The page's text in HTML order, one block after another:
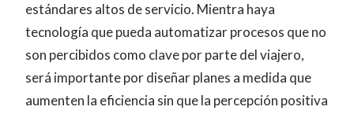
estándares altos de servicio. Mientra haya
tecnología que pueda automatizar procesos que no
son percibidos como clave por parte del viajero,
será importante por diseñar planes a medida que
aumenten la eficiencia sin que la percepción positiva